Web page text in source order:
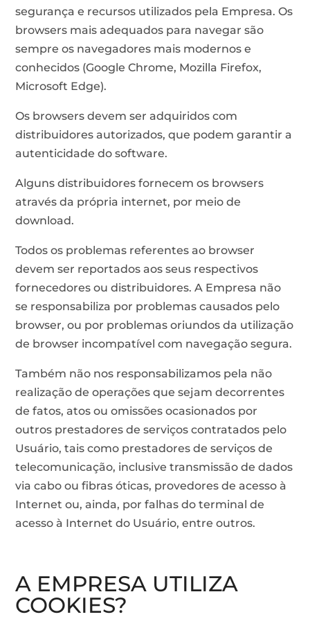
segurança e recursos utilizados pela Empresa. Os
browsers mais adequados para navegar são
sempre os navegadores mais modernos e
conhecidos (Google Chrome, Mozilla Firefox,
Microsoft Edge).
Os browsers devem ser adquiridos com
distribuidores autorizados, que podem garantir a
autenticidade do software.
Alguns distribuidores fornecem os browsers
através da própria internet, por meio de
download.
Todos os problemas referentes ao browser
devem ser reportados aos seus respectivos
fornecedores ou distribuidores. A Empresa não
se responsabiliza por problemas causados pelo
browser, ou por problemas oriundos da utilização
de browser incompatível com navegação segura.
Também não nos responsabilizamos pela não
realização de operações que sejam decorrentes
de fatos, atos ou omissões ocasionados por
outros prestadores de serviços contratados pelo
Usuário, tais como prestadores de serviços de
telecomunicação, inclusive transmissão de dados
via cabo ou fibras óticas, provedores de acesso à
Internet ou, ainda, por falhas do terminal de
acesso à Internet do Usuário, entre outros.
A EMPRESA UTILIZA
COOKIES?